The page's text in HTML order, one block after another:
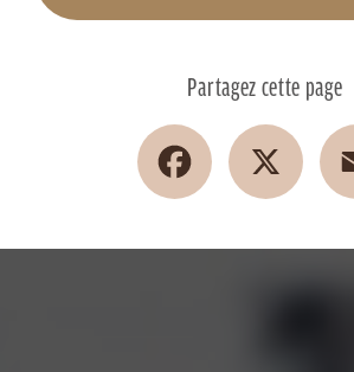
Partagez cette page
Facebook